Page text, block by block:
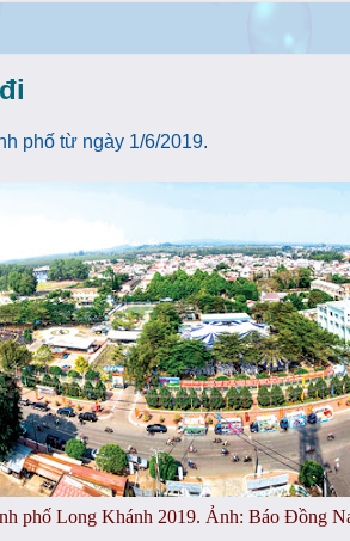
phố từ ngày 1/6/2019.
phố Long Khánh 2019. Ảnh: Báo Đồng